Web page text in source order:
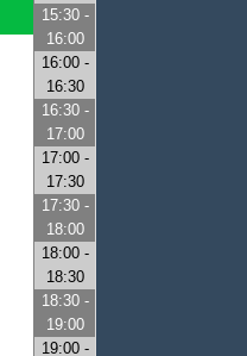
15:30 -
16:00
16:00 -
16:30
16:30 -
17:00
17:00 -
17:30
17:30 -
18:00
18:00 -
18:30
18:30 -
19:00
19:00 -